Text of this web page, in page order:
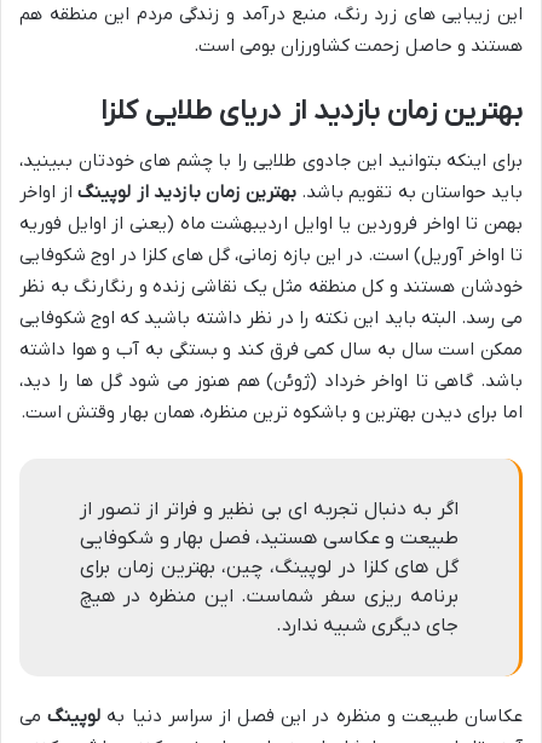
این زیبایی های زرد رنگ، منبع درآمد و زندگی مردم این منطقه هم
هستند و حاصل زحمت کشاورزان بومی است.
بهترین زمان بازدید از دریای طلایی کلزا
برای اینکه بتوانید این جادوی طلایی را با چشم های خودتان ببینید،
باید حواستان به تقویم باشد. بهترین زمان بازدید از لوپینگاز اواخر
بهمن تا اواخر فروردین یا اوایل اردیبهشت ماه (یعنی از اوایل فوریه
تا اواخر آوریل) است. در این بازه زمانی، گل های کلزا در اوج شکوفایی
خودشان هستند و کل منطقه مثل یک نقاشی زنده و رنگارنگ به نظر
می رسد. البته باید این نکته را در نظر داشته باشید که اوج شکوفایی
ممکن است سال به سال کمی فرق کند و بستگی به آب و هوا داشته
باشد. گاهی تا اواخر خرداد (ژوئن) هم هنوز می شود گل ها را دید،
اما برای دیدن بهترین و باشکوه ترین منظره، همان بهار وقتش است.
اگر به دنبال تجربه ای بی نظیر و فراتر از تصور از
طبیعت و عکاسی هستید، فصل بهار و شکوفایی
گل های کلزا در لوپینگ، چین، بهترین زمان برای
برنامه ریزی سفر شماست. این منظره در هیچ
جای دیگری شبیه ندارد.
عکاسان طبیعت و منظره در این فصل از سراسر دنیا به لوپینگمی